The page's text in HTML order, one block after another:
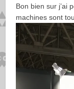
Bon bien sur j’ai
machines sont